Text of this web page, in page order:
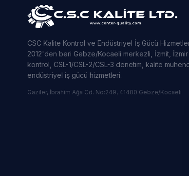
CSC Kalite Kontrol ve Endüstriyel İş Gücü
2012'den beri Gebze/Kocaeli merkezli, İzmit,
kontrol, CSL-1/CSL-2/CSL-3 denetim, kalite
endüstriyel iş gücü hizmetleri.
Gaziler, İbrahim Ağa Cd. No:249, 41400 Gebze/Kocaeli